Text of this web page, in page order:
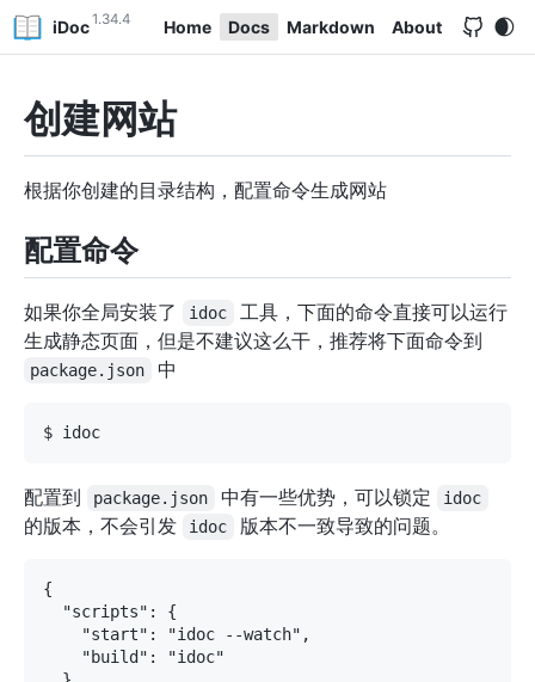
iDoc1.34.4 Home Docs Markdown About
创建网站
根据你创建的目录结构，配置命令生成网站
配置命令
如果你全局安装了 idoc
工具，下面的命令直接可以运行
生成静态页面，但是不建议这么干，推荐将下面命令到
package.json 中
配置到 package.json 中有一些优势，可以锁定 idoc
的版本，不会引发 idoc 版本不一致导致的问题。